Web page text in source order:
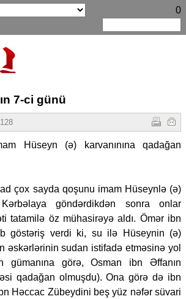
0
7-ci günü
Hüseyn (ə) karvanınına qadağan
çox sayda qoşunu imam Hüseynlə (ə)
göndərdikdən sonra onlar
tatamilə öz mühasirəyə aldı. Ömər ibn
göstəriş verdi ki, su ilə Hüseynin (ə)
əskərlərinin sudan istifadə etməsinə yol
gümanına görə, Osman ibn Əffanın
qadağan olmuşdu). Ona görə də ibn
Həccac Zübeydini beş yüz nəfər süvari